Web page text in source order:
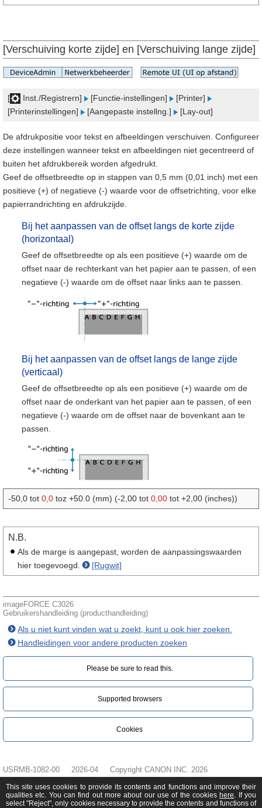
[Verschuiving korte zijde] en [Verschuiving lange zijde]
[ Inst./Registrern] [Functie-instellingen]
[Printer]
[Printerinstellingen]
[Aangepaste instellng.] [Lay-out]
De afdrukpositie voor tekst en afbeeldingen verschuiven. Configureer
deze instellingen wanneer tekst en afbeeldingen niet gecentreerd of
buiten het afdrukbereik worden afgedrukt.
Geef de offsetbreedte op in stappen van 0,5 mm (0,01 inch) met een
positieve (+) of negatieve (-) waarde voor de offsetrichting, voor elke
papierrandrichting en afdrukzijde.
Bij het aanpassen van de offset langs de korte zijde
(horizontaal)
Geef de offsetbreedte op als een positieve (+) waarde om de
offset naar de rechterkant van het papier aan te passen, of een
negatieve (-) waarde om de offset naar links aan te passen.
Bij het aanpassen van de offset langs de lange zijde
(verticaal)
Geef de offsetbreedte op als een positieve (+) waarde om de
offset naar de onderkant van het papier aan te passen, of een
negatieve (-) waarde om de offset naar de bovenkant aan te
passen.
-50,0 tot 0,0 toz +50.0 (mm) (-2,00 tot 0,00 tot +2,00 (inches))
N.B.
Als de marge is aangepast, worden de aanpassingswaarden
hier toegevoegd.
[Rugwit]
imageFORCE C3026
Gebruikershandleiding (producthandleiding)
Als u niet kunt vinden wat u zoekt, kunt u ook hier zoeken.
Handleidingen voor andere producten zoeken
Please be sure to read this.‎
Supported browsers
Cookies
USRMB-1082-00 2026-04 Copyright CANON INC. 2026
This site uses cookies to provide its contents and functions and improve their
qualities etc. You can find out more about our use of the cookies here. If you
select "Reject", only cookies necessary to provide the contents and functions of